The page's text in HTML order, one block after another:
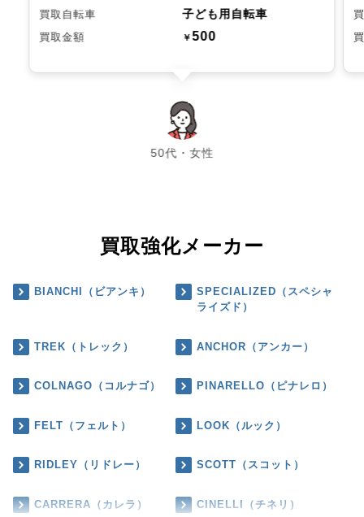
買取自転車 子ども用自転車
買取金額 ￥500
50代・女性
chevron_left chevron_right
買取強化メーカー
BIANCHI（ビアンキ）
SPECIALIZED（スペシャ
ライズド）
TREK（トレック） ANCHOR（アンカー）
COLNAGO（コルナゴ） PINARELLO（ピナレロ）
FELT（フェルト） LOOK（ルック）
RIDLEY（リドレー） SCOTT（スコット）
CARRERA（カレラ） CINELLI（チネリ）